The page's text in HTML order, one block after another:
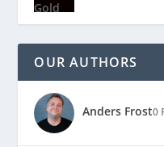
OUR AUTHORS
Anders Frost0